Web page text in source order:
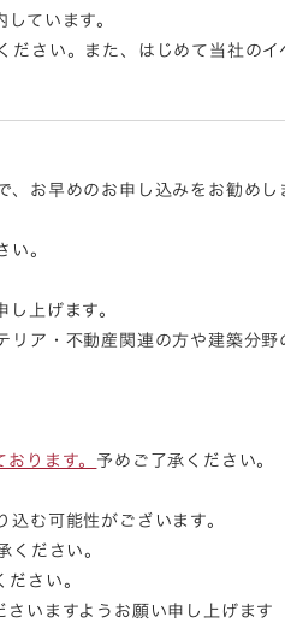
ています。
さい。また、はじめて当社のイ
お早めのお申し込みをお勧めし
い。
上げます。
リア・不動産関連の方や建築分野
ります。 予めご了承ください。
む可能性がございます。
ください。
さい。
いますようお願い申し上げます